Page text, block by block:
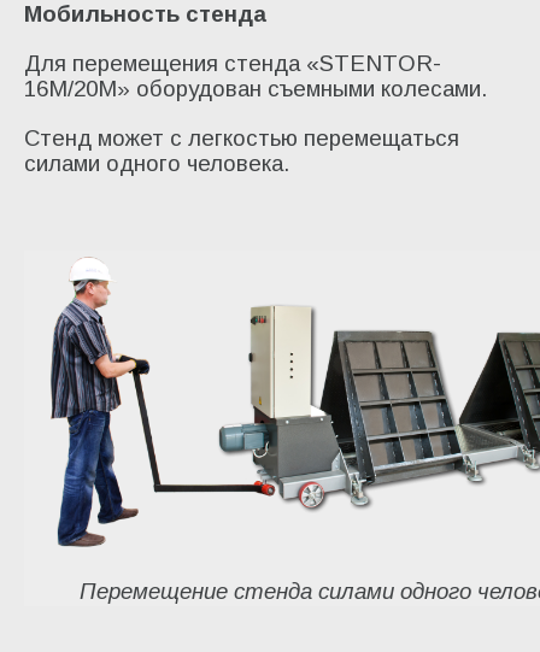
Мобильность стенда
Для перемещения стенда «STENTOR-
16M/20М» оборудован съемными колесами.
Стенд может с легкостью перемещаться
силами одного человека.
Перемещение стенда силами одного